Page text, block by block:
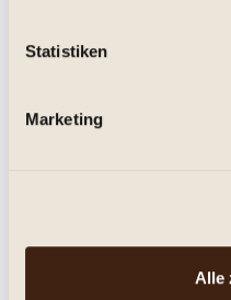
Statistiken
Marketing
Alle
Château Fonréaud, Listrac-
Eleganter Bordeaux-Wein im...
Eigenschaften